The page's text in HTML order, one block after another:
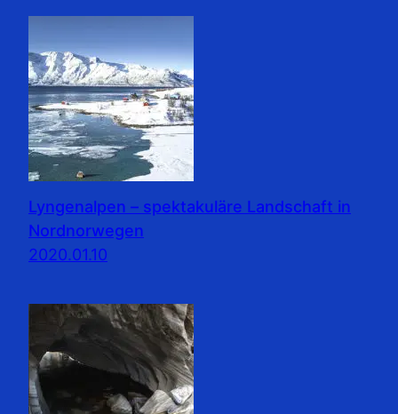
Lyngenalpen – spektakuläre Landschaft in
Nordnorwegen
2020.01.10